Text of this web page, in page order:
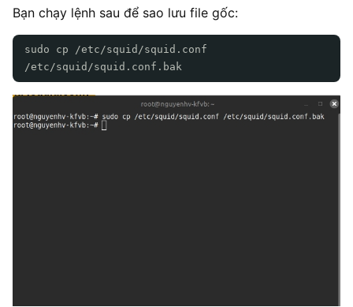
Bạn chạy lệnh sau để sao lưu file gốc:
sudo cp /etc/squid/squid.conf
/etc/squid/squid.conf.bak